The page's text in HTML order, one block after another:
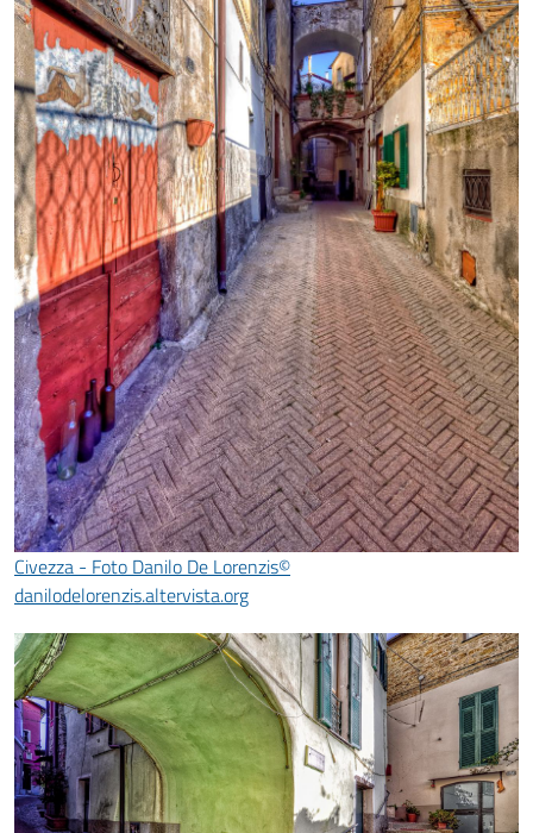
Civezza - Foto Danilo De Lorenzis©
danilodelorenzis.altervista.org